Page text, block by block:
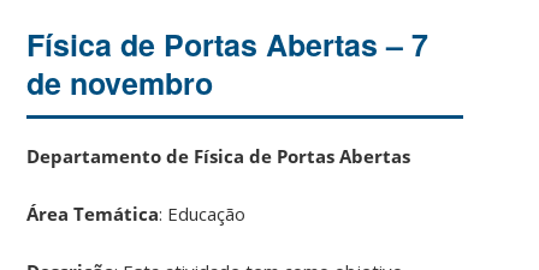
Física de Portas Abertas – 7
de novembro
Departamento de Física de Portas Abertas
Área Temática: Educação